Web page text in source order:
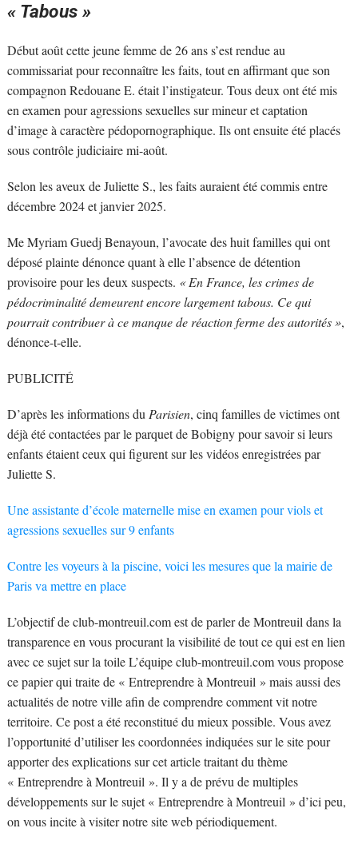
« Tabous »
Début août cette jeune femme de 26 ans s’est rendue au
commissariat pour reconnaître les faits, tout en affirmant que son
compagnon Redouane E. était l’instigateur. Tous deux ont été mis
en examen pour agressions sexuelles sur mineur et captation
d’image à caractère pédopornographique. Ils ont ensuite été placés
sous contrôle judiciaire mi-août.
Selon les aveux de Juliette S., les faits auraient été commis entre
décembre 2024 et janvier 2025.
Me Myriam Guedj Benayoun, l’avocate des huit familles qui ont
déposé plainte dénonce quant à elle l’absence de détention
provisoire pour les deux suspects. « En France, les crimes de
pédocriminalité demeurent encore largement tabous. Ce qui
pourrait contribuer à ce manque de réaction ferme des autorités »,
dénonce-t-elle.
PUBLICITÉ
D’après les informations du Parisien, cinq familles de victimes ont
déjà été contactées par le parquet de Bobigny pour savoir si leurs
enfants étaient ceux qui figurent sur les vidéos enregistrées par
Juliette S.
Une assistante d’école maternelle mise en examen pour viols et
agressions sexuelles sur 9 enfants
Contre les voyeurs à la piscine, voici les mesures que la mairie de
Paris va mettre en place
L’objectif de club-montreuil.com est de parler de Montreuil dans la
transparence en vous procurant la visibilité de tout ce qui est en lien
avec ce sujet sur la toile L’équipe club-montreuil.com vous propose
ce papier qui traite de « Entreprendre à Montreuil » mais aussi des
actualités de notre ville afin de comprendre comment vit notre
territoire. Ce post a été reconstitué du mieux possible. Vous avez
l’opportunité d’utiliser les coordonnées indiquées sur le site pour
apporter des explications sur cet article traitant du thème
« Entreprendre à Montreuil ». Il y a de prévu de multiples
développements sur le sujet « Entreprendre à Montreuil » d’ici peu,
on vous incite à visiter notre site web périodiquement.